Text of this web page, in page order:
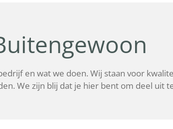
en wat we doen. Wij staan voor
We zijn blij dat je hier bent om deel uit